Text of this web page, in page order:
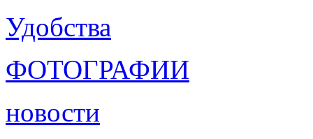
Удобства
ФОТОГРАФИИ
новости